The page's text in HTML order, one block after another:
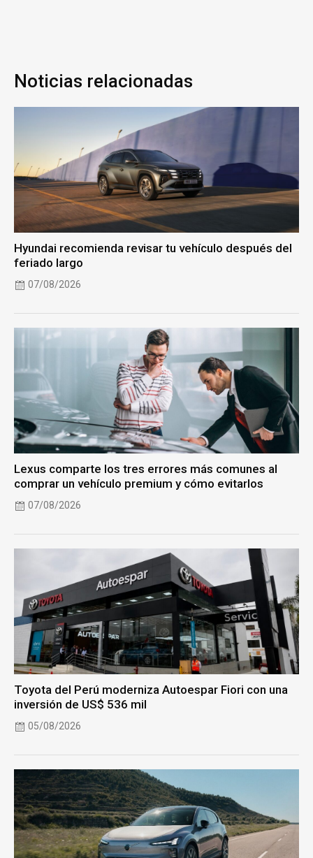
Noticias relacionadas
Hyundai recomienda revisar tu vehículo después del
feriado largo
07/08/2026
Lexus comparte los tres errores más comunes al
comprar un vehículo premium y cómo evitarlos
07/08/2026
Toyota del Perú moderniza Autoespar Fiori con una
inversión de US$ 536 mil
05/08/2026